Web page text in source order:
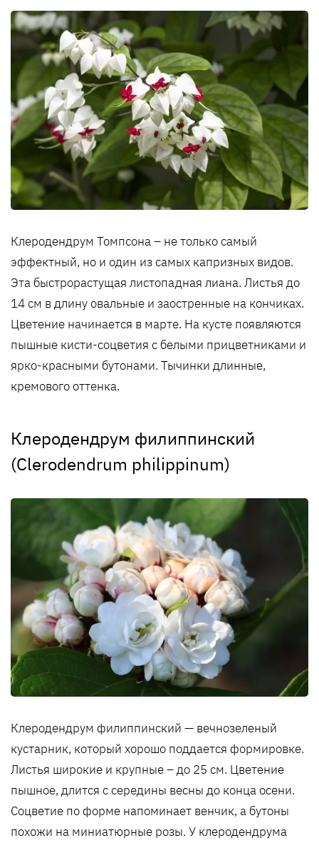
Клеродендрум Томпсона – не только самый
эффектный, но и один из самых капризных видов.
Эта быстрорастущая листопадная лиана. Листья до
14 см в длину овальные и заостренные на кончиках.
Цветение начинается в марте. На кусте появляются
пышные кисти-соцветия с белыми прицветниками и
ярко-красными бутонами. Тычинки длинные,
кремового оттенка.
Клеродендрум филиппинский
(Clerodendrum philippinum)
Клеродендрум филиппинский — вечнозеленый
кустарник, который хорошо поддается формировке.
Листья широкие и крупные – до 25 см. Цветение
пышное, длится с середины весны до конца осени.
Соцветие по форме напоминает венчик, а бутоны
похожи на миниатюрные розы. У клеродендрума